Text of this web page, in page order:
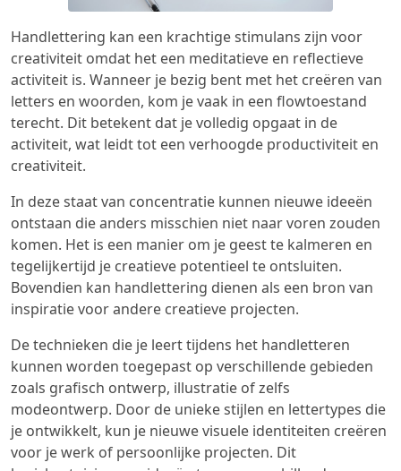
Handlettering kan een krachtige stimulans zijn voor
creativiteit omdat het een meditatieve en reflectieve
activiteit is. Wanneer je bezig bent met het creëren van
letters en woorden, kom je vaak in een flowtoestand
terecht. Dit betekent dat je volledig opgaat in de
activiteit, wat leidt tot een verhoogde productiviteit en
creativiteit.
In deze staat van concentratie kunnen nieuwe ideeën
ontstaan die anders misschien niet naar voren zouden
komen. Het is een manier om je geest te kalmeren en
tegelijkertijd je creatieve potentieel te ontsluiten.
Bovendien kan handlettering dienen als een bron van
inspiratie voor andere creatieve projecten.
De technieken die je leert tijdens het handletteren
kunnen worden toegepast op verschillende gebieden
zoals grafisch ontwerp, illustratie of zelfs
modeontwerp. Door de unieke stijlen en lettertypes die
je ontwikkelt, kun je nieuwe visuele identiteiten creëren
voor je werk of persoonlijke projecten. Dit